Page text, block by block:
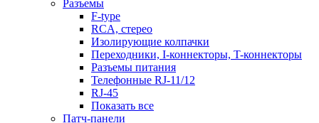
Разъемы
F-type
RCA, стерео
Изолирующие колпачки
Переходники, I-коннекторы, T-коннекторы
Разъемы питания
Телефонные RJ-11/12
RJ-45
Показать все
Патч-панели